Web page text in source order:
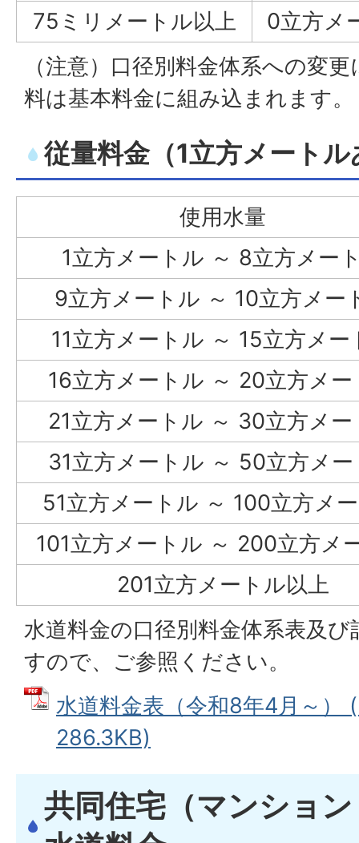
75ミリメートル以上
0立方メ
（注意）口径別料金体系への変
料は基本料金に組み込まれます。
従量料金（1立方メート
使用水量
1立方メートル ～ 8立方メー
9立方メートル ～ 10立方メー
11立方メートル ～ 15立方メー
16立方メートル ～ 20立方メー
21立方メートル ～ 30立方メー
31立方メートル ～ 50立方メ
51立方メートル ～ 100立方メ
101立方メートル ～ 200立方メ
201立方メートル以上
水道料金の口径別料金体系表及
すので、ご参照ください。
水道料金表（令和8年4月～）
286.3KB)
共同住宅（マンショ